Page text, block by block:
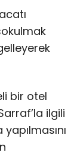
bir otel
ilgili